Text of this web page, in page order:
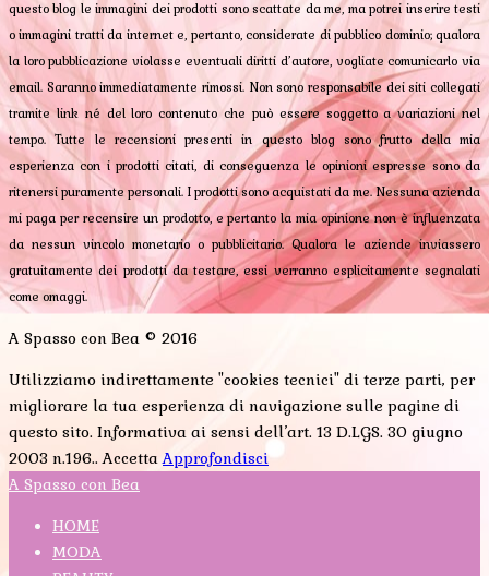
questo blog le immagini dei prodotti sono scattate da me, ma potrei inserire testi
o immagini tratti da internet e, pertanto, considerate di pubblico dominio; qualora
la loro pubblicazione violasse eventuali diritti d’autore, vogliate comunicarlo via
email. Saranno immediatamente rimossi. Non sono responsabile dei siti collegati
tramite link né del loro contenuto che può essere soggetto a variazioni nel
tempo. Tutte le recensioni presenti in questo blog sono frutto della mia
esperienza con i prodotti citati, di conseguenza le opinioni espresse sono da
ritenersi puramente personali. I prodotti sono acquistati da me. Nessuna azienda
mi paga per recensire un prodotto, e pertanto la mia opinione non è influenzata
da nessun vincolo monetario o pubblicitario. Qualora le aziende inviassero
gratuitamente dei prodotti da testare, essi verranno esplicitamente segnalati
come omaggi.
A Spasso con Bea © 2016
Utilizziamo indirettamente "cookies tecnici" di terze parti, per
migliorare la tua esperienza di navigazione sulle pagine di
questo sito. Informativa ai sensi dell’art. 13 D.LGS. 30 giugno
2003 n.196..Accetta Approfondisci
A Spasso con Bea
HOME
MODA